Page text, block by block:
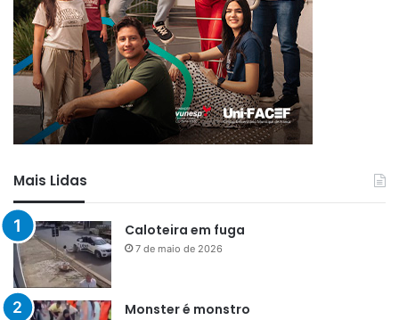
Mais Lidas
Caloteira em fuga
7 de maio de 2026
Monster é monstro